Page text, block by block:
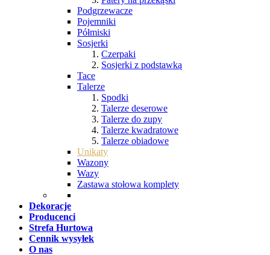
Podgrzewacze
Pojemniki
Półmiski
Sosjerki
Czerpaki
Sosjerki z podstawką
Tace
Talerze
Spodki
Talerze deserowe
Talerze do zupy
Talerze kwadratowe
Talerze obiadowe
Unikaty
Wazony
Wazy
Zastawa stołowa komplety
Dekoracje
Producenci
Strefa Hurtowa
Cennik wysyłek
O nas